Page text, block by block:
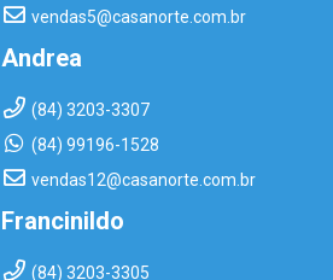
vendas5@casanorte.com.br
Andrea
(84) 3203-3307
(84) 99196-1528
vendas12@casanorte.com.br
Francinildo
(84) 3203-3305